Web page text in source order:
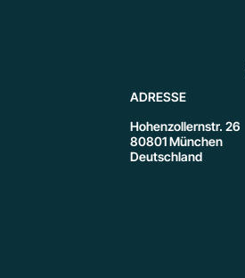
ADRESSE
Hohenzollernstr. 26
80801 München
Deutschland